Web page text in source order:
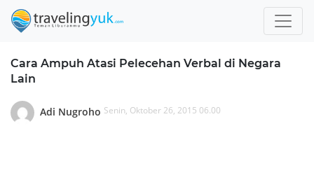
Cara Ampuh Atasi Pelecehan Verbal di Negara
Lain
Adi Nugroho Senin, Oktober 26, 2015 06.00